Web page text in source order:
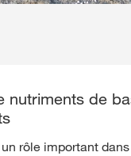
nutriments de
rôle important